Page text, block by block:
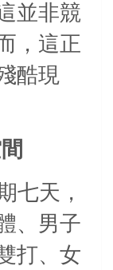
並非競
，這正
酷現
七天，
、男子
打、女